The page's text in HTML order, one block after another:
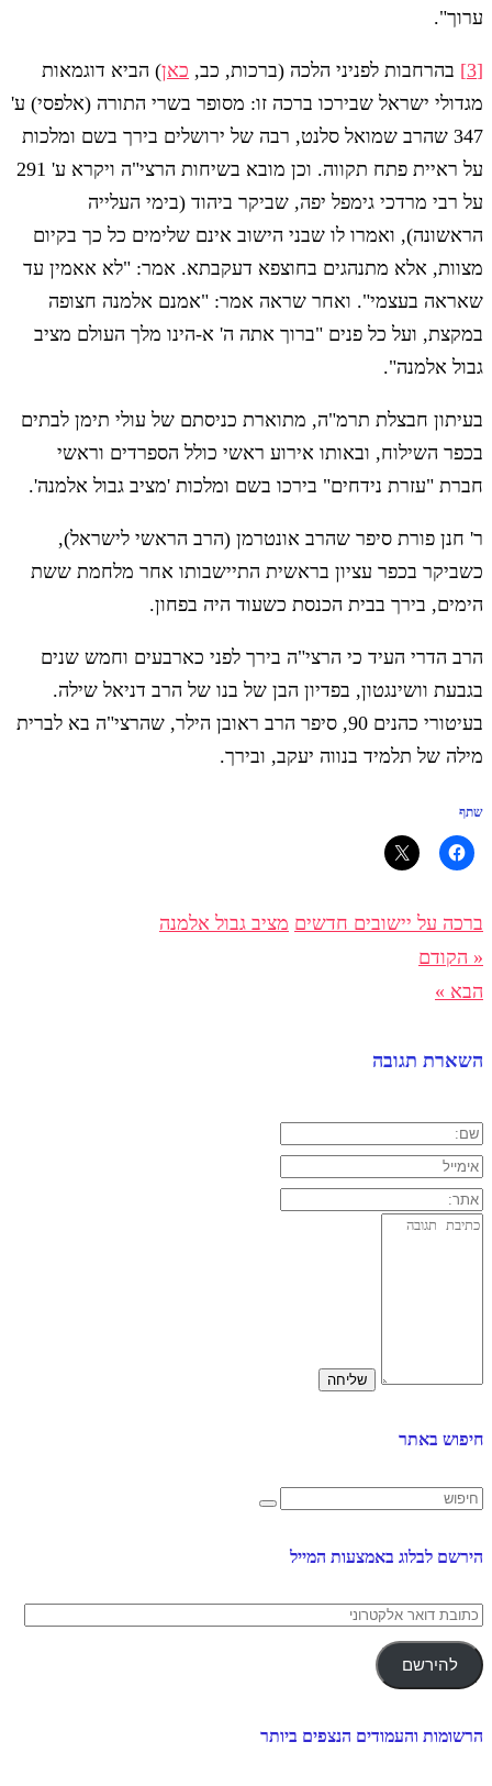
ערוך".
[3] בהרחבות לפניני הלכה (ברכות, כב, כאן) הביא דוגמאות
מגדולי ישראל שבירכו ברכה זו: מסופר בשרי התורה (אלפסי) ע'
347 שהרב שמואל סלנט, רבה של ירושלים בירך בשם ומלכות
על ראיית פתח תקווה. וכן מובא בשיחות הרצי"ה ויקרא ע' 291
על רבי מרדכי גימפל יפה, שביקר ביהוד (בימי העלייה
הראשונה), ואמרו לו שבני הישוב אינם שלימים כל כך בקיום
מצוות, אלא מתנהגים בחוצפא דעקבתא. אמר: "לא אאמין עד
שאראה בעצמי". ואחר שראה אמר: "אמנם אלמנה חצופה
במקצת, ועל כל פנים "ברוך אתה ה' א-הינו מלך העולם מציב
גבול אלמנה".
בעיתון חבצלת תרמ"ה, מתוארת כניסתם של עולי תימן לבתים
בכפר השילוח, ובאותו אירוע ראשי כולל הספרדים וראשי
חברת "עזרת נידחים" בירכו בשם ומלכות 'מציב גבול אלמנה'.
ר' חנן פורת סיפר שהרב אונטרמן (הרב הראשי לישראל),
כשביקר בכפר עציון בראשית התיישבותו אחר מלחמת ששת
הימים, בירך בבית הכנסת כשעוד היה בפחון.
הרב הדרי העיד כי הרצי"ה בירך לפני כארבעים וחמש שנים
בגבעת וושינגטון, בפדיון הבן של בנו של הרב דניאל שילה.
בעיטורי כהנים 90, סיפר הרב ראובן הילר, שהרצי"ה בא לברית
מילה של תלמיד בנווה יעקב, ובירך.
שתף
ברכה על יישובים חדשים מציב גבול אלמנה
« הקודם
הבא »
השארת תגובה
חיפוש באתר
הירשם לבלוג באמצעות המייל
כתובת
אלקטרוני
להירשם
הרשומות והעמודים הנצפים ביותר